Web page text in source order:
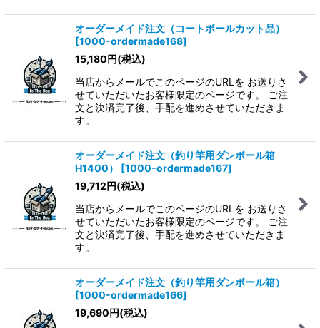
オーダーメイド注文（コートボールカット品）
[1000-ordermade168]
15,180円(税込)
当店からメールでこのページのURLを お送りさ
せていただいたお客様限定のページです。 ご注
文と決済完了後、手配を進めさせていただきま
す。
オーダーメイド注文（釣り竿用ダンボール箱
H1400）
[1000-ordermade167]
19,712円(税込)
当店からメールでこのページのURLを お送りさ
せていただいたお客様限定のページです。 ご注
文と決済完了後、手配を進めさせていただきま
す。
オーダーメイド注文（釣り竿用ダンボール箱）
[1000-ordermade166]
19,690円(税込)